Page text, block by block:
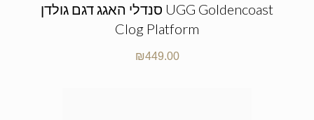
סנדלי האגג דגם גולדן UGG Goldencoast
Clog Platform
₪449.00